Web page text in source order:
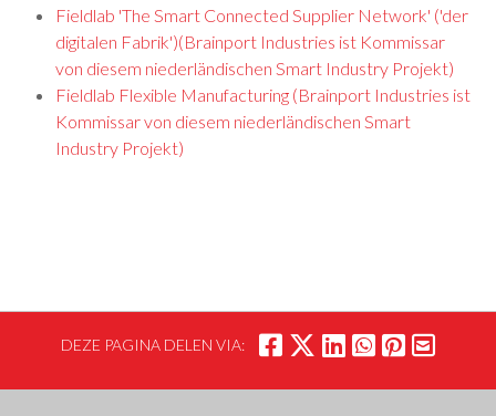
Fieldlab 'The Smart Connected Supplier Network' ('der
digitalen Fabrik')(Brainport Industries ist Kommissar
von diesem niederländischen Smart Industry Projekt)
Fieldlab Flexible Manufacturing (Brainport Industries ist
Kommissar von diesem niederländischen Smart
Industry Projekt)
DEZE PAGINA DELEN VIA: